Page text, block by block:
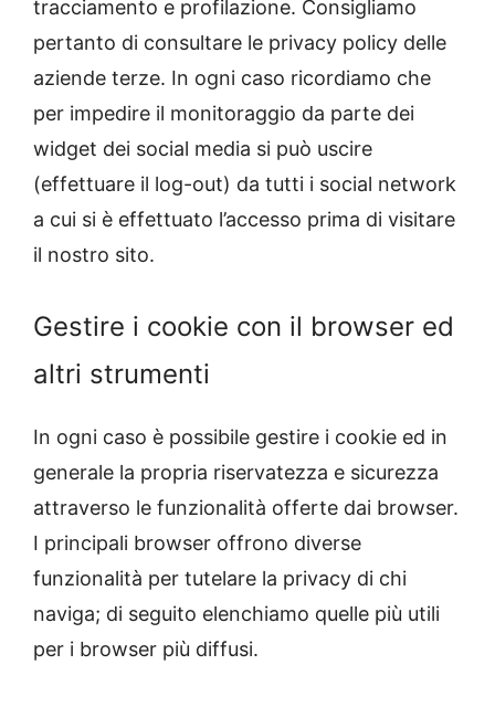
tracciamento e profilazione. Consigliamo
pertanto di consultare le privacy policy delle
aziende terze. In ogni caso ricordiamo che
per impedire il monitoraggio da parte dei
widget dei social media si può uscire
(effettuare il log-out) da tutti i social network
a cui si è effettuato l’accesso prima di visitare
il nostro sito.
Gestire i cookie con il browser ed
altri strumenti
In ogni caso è possibile gestire i cookie ed in
generale la propria riservatezza e sicurezza
attraverso le funzionalità offerte dai browser.
I principali browser offrono diverse
funzionalità per tutelare la privacy di chi
naviga; di seguito elenchiamo quelle più utili
per i browser più diffusi.